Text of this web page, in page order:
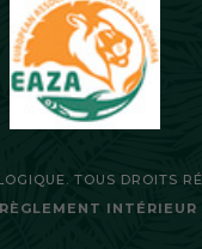
TOUS DROITS
RÈGLEMENT INTÉRIEUR